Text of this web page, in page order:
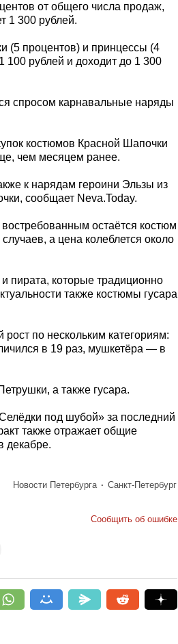
от общего числа продаж,
1 300 рублей.
(5 процентов) и принцессы (4
100 рублей и доходит до 1 300
спросом карнавальные наряды
костюмов Красной Шапочки
чем месяцем ранее.
к нарядам героини Эльзы из
сообщает Neva.Today.
остаётся костюм
а цена колеблется около
пирата, которые традиционно
также костюмы гусара
по нескольким категориям:
в 19 раз, мушкетёра — в
а также гусара.
под шубой» за последний
также отражает общие
декабре.
Новости Петербурга Санкт-Петербург
Сообщить об ошибке